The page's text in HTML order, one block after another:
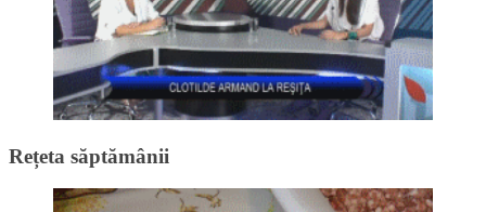
Rețeta săptămânii